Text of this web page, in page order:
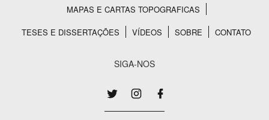
MAPAS E CARTAS TOPOGRAFICAS
TESES E DISSERTAÇÕES
VÍDEOS SOBRE CONTATO
SIGA-NOS